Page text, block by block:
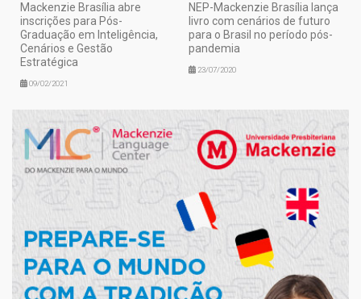
Mackenzie Brasília abre
inscrições para Pós-
Graduação em Inteligência,
Cenários e Gestão
Estratégica
09/02/2021
NEP-Mackenzie Brasília lança
livro com cenários de futuro
para o Brasil no período pós-
pandemia
23/07/2020